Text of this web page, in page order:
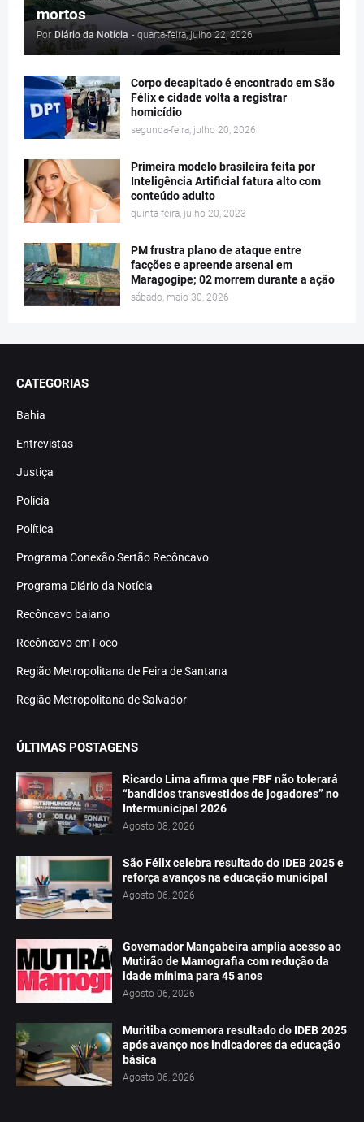
mortos
Por Diário da Notícia - quarta-feira, julho 22, 2026
Corpo decapitado é encontrado em São
Félix e cidade volta a registrar
homicídio
segunda-feira, julho 20, 2026
Primeira modelo brasileira feita por
Inteligência Artificial fatura alto com
conteúdo adulto
quinta-feira, julho 20, 2023
PM frustra plano de ataque entre
facções e apreende arsenal em
Maragogipe; 02 morrem durante a ação
sábado, maio 30, 2026
CATEGORIAS
Bahia
Entrevistas
Justiça
Polícia
Política
Programa Conexão Sertão Recôncavo
Programa Diário da Notícia
Recôncavo baiano
Recôncavo em Foco
Região Metropolitana de Feira de Santana
Região Metropolitana de Salvador
ÚLTIMAS POSTAGENS
Ricardo Lima afirma que FBF não tolerará
“bandidos transvestidos de jogadores” no
Intermunicipal 2026
Agosto 08, 2026
São Félix celebra resultado do IDEB 2025 e
reforça avanços na educação municipal
Agosto 06, 2026
Governador Mangabeira amplia acesso ao
Mutirão de Mamografia com redução da
idade mínima para 45 anos
Agosto 06, 2026
Muritiba comemora resultado do IDEB 2025
após avanço nos indicadores da educação
básica
Agosto 06, 2026